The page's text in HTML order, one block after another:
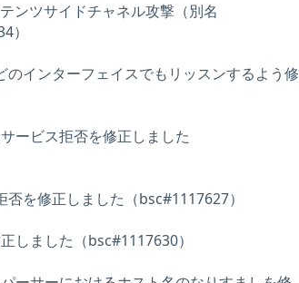
ンツサイドチャネル攻撃（別名
）
インターフェイスでもリッスンするよう修
ービス拒否を修正しました
を修正しました（bsc#1117627）
しました（bsc#1117630）